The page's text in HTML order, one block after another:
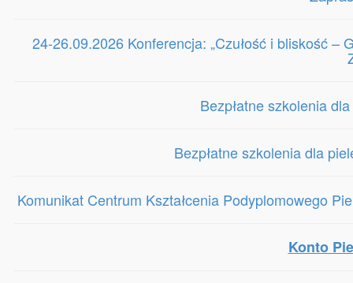
24-26.09.2026 Konferencja: „Czułość i bliskość –
Bezpłatne szkolenia
Bezpłatne szkolenia dla
Komunikat Centrum Kształcenia Podyplomowego
Konto